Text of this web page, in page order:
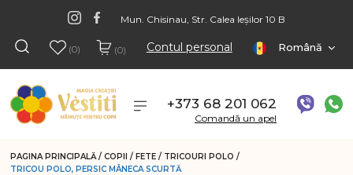
Mun. Chisinau, Str. Calea Ieșilor 10 B
(0) (0) Contul personal Română
+373 68 201 062
Comandă un apel
PAGINA PRINCIPALĂ / COPII / FETE / TRICOURI POLO /
TRICOU POLO, PERSIC MÂNECA SCURTĂ